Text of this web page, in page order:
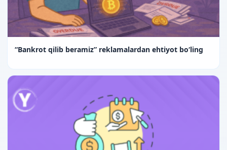
“Bankrot qilib beramiz” reklamalardan ehtiyot boʻling